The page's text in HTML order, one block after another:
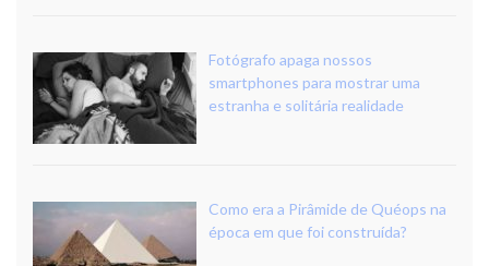
Fotógrafo apaga nossos
smartphones para mostrar uma
estranha e solitária realidade
Como era a Pirâmide de Quéops na
época em que foi construída?